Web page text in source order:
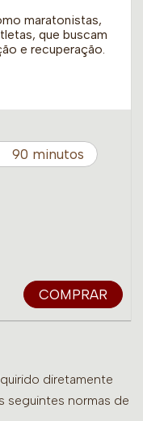
maratonistas,
que buscam
e recuperação.
90 minutos
COMPRAR
diretamente
seguintes normas de